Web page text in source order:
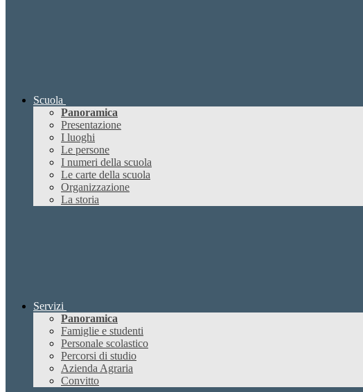
Scuola
Panoramica
Presentazione
I luoghi
Le persone
I numeri della scuola
Le carte della scuola
Organizzazione
La storia
Servizi
Panoramica
Famiglie e studenti
Personale scolastico
Percorsi di studio
Azienda Agraria
Convitto